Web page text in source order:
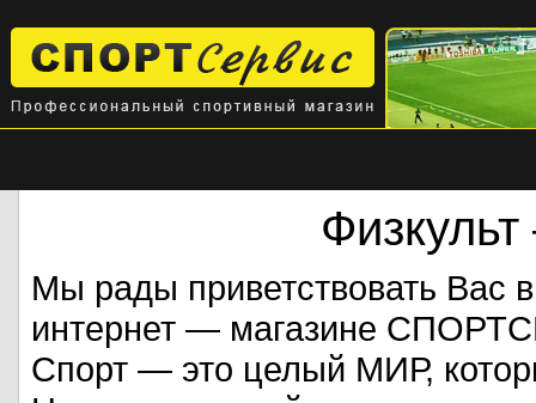
Мы рады приветствовать Вас
интернет — магазине
Спорт — это целый МИР,